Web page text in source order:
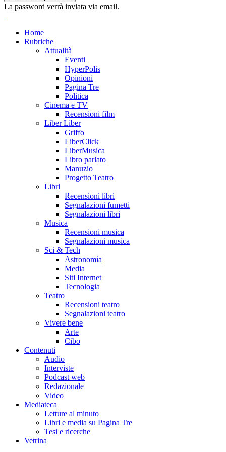
La password verrà inviata via email.
Home
Rubriche
Attualità
Eventi
HyperPolis
Opinioni
Pagina Tre
Politica
Cinema e TV
Recensioni film
Liber Liber
Griffo
LiberClick
LiberMusica
Libro parlato
Manuzio
Progetto Teatro
Libri
Recensioni libri
Segnalazioni fumetti
Segnalazioni libri
Musica
Recensioni musica
Segnalazioni musica
Sci & Tech
Astronomia
Media
Siti Internet
Tecnologia
Teatro
Recensioni teatro
Segnalazioni teatro
Vivere bene
Arte
Cibo
Contenuti
Audio
Interviste
Podcast web
Redazionale
Video
Mediateca
Letture al minuto
Libri e media su Pagina Tre
Tesi e ricerche
Vetrina